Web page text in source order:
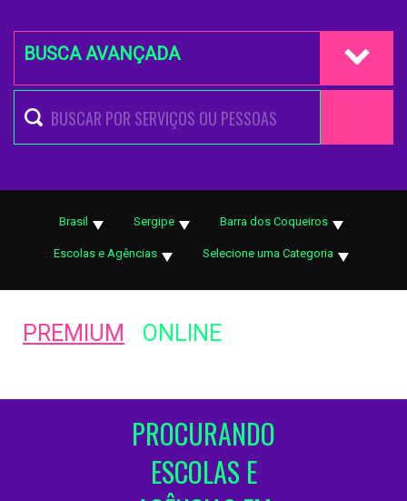
BUSCA AVANÇADA
Brasil Sergipe Barra dos Coqueiros
Escolas e Agências Selecione uma Categoria
PREMIUM ONLINE
PROCURANDO
ESCOLAS E